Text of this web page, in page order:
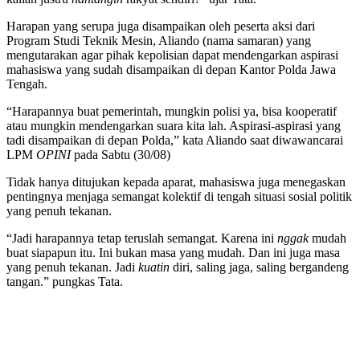
Harapan yang serupa juga disampaikan oleh peserta aksi dari
Program Studi Teknik Mesin, Aliando (nama samaran) yang
mengutarakan agar pihak kepolisian dapat mendengarkan aspirasi
mahasiswa yang sudah disampaikan di depan Kantor Polda Jawa
Tengah.
“Harapannya buat pemerintah, mungkin polisi ya, bisa kooperatif
atau mungkin mendengarkan suara kita lah. Aspirasi-aspirasi yang
tadi disampaikan di depan Polda,” kata Aliando saat diwawancarai
LPM OPINI pada Sabtu (30/08)
Tidak hanya ditujukan kepada aparat, mahasiswa juga menegaskan
pentingnya menjaga semangat kolektif di tengah situasi sosial politik
yang penuh tekanan.
“Jadi harapannya tetap teruslah semangat. Karena ini nggakmudah
buat siapapun itu. Ini bukan masa yang mudah. Dan ini juga masa
yang penuh tekanan. Jadi kuatin diri, saling jaga, saling bergandeng
tangan.” pungkas Tata.